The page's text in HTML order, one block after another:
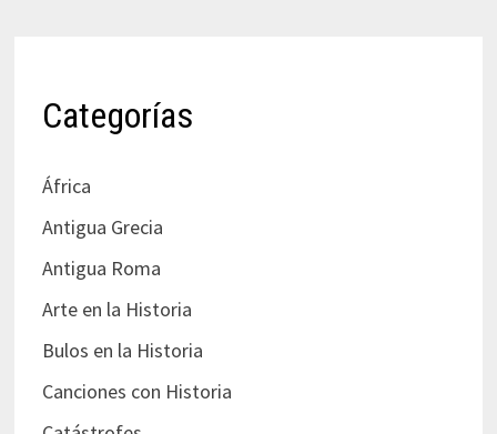
Categorías
África
Antigua Grecia
Antigua Roma
Arte en la Historia
Bulos en la Historia
Canciones con Historia